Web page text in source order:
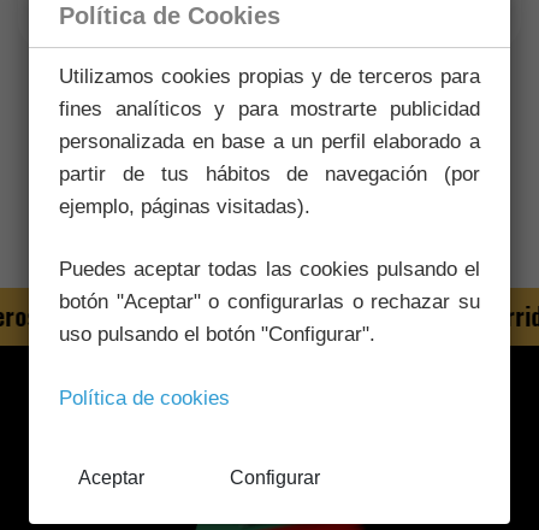
Senderos Homologados
No hay senderos asociados actualmente.
Senderos GR (Gran
Política de Cookies
Utilizamos cookies propias y de terceros para
fines analíticos y para mostrarte publicidad
personalizada en base a un perfil elaborado a
partir de tus hábitos de navegación (por
ejemplo, páginas visitadas).
Puedes aceptar todas las cookies pulsando el
botón "Aceptar" o configurarlas o rechazar su
uso pulsando el botón "Configurar".
Política de cookies
Aceptar Configurar